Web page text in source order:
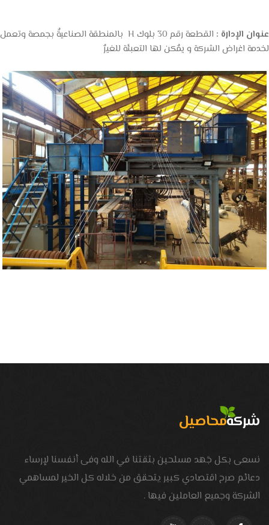
عنوان الإدارة :
القطعة رقم 30 بلوك H بالمنطقة الصناعيةٌ بجمصة وتعمل
لخدمة اغراض الشركة و يمٌكن لها التعبئة للغيرٌ
شركةمحاصيل
نسعى بكل جَهد مسلحين بثقتنا في الله وفى أنفسنا لإرساء
دعائم صرح اقتصادي كبير يتحقق من خلاله كل الخير لمساهمي
الشركة وجميع العاملين فيها .